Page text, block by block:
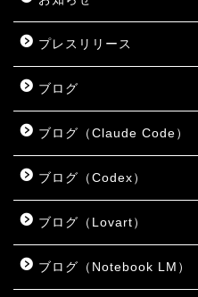
プレスリリース
ブログ
ブログ（Claude Code）
ブログ（Codex）
ブログ（Lovart）
ブログ（Notebook LM）